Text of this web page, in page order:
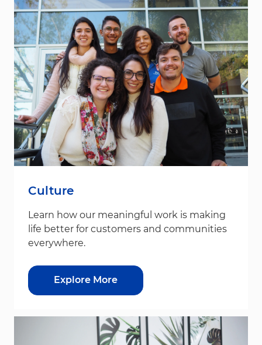
Culture
Learn how our meaningful work is making
life better for customers and communities
everywhere.
Explore More